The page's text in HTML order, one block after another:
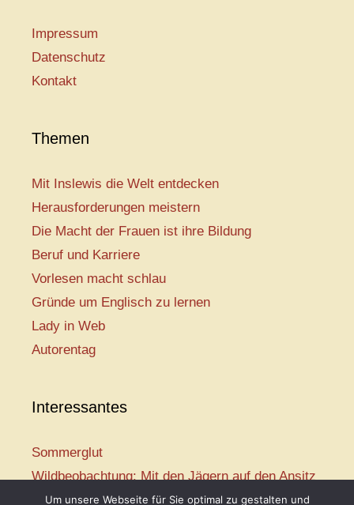
Impressum
Datenschutz
Kontakt
Themen
Mit Inslewis die Welt entdecken
Herausforderungen meistern
Die Macht der Frauen ist ihre Bildung
Beruf und Karriere
Vorlesen macht schlau
Gründe um Englisch zu lernen
Lady in Web
Autorentag
Interessantes
Sommerglut
Wildbeobachtung: Mit den Jägern auf den Ansitz
Mir ist so heiß
Um unsere Webseite für Sie optimal zu gestalten und